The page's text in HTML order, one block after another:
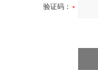
验证码：